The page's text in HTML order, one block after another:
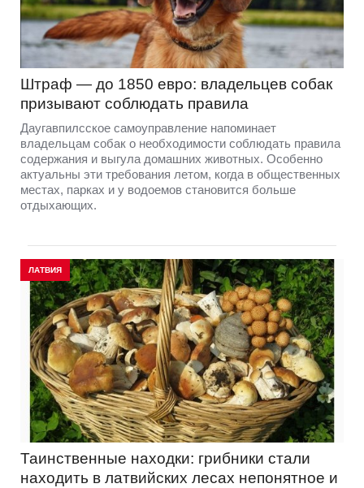
Штраф — до 1850 евро: владельцев собак
призывают соблюдать правила
Даугавпилсское самоуправление напоминает
владельцам собак о необходимости соблюдать правила
содержания и выгула домашних животных. Особенно
актуальны эти требования летом, когда в общественных
местах, парках и у водоемов становится больше
отдыхающих.
ЛАТВИЯ
Таинственные находки: грибники стали
находить в латвийских лесах непонятное и